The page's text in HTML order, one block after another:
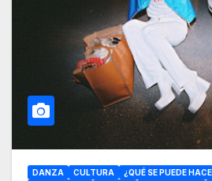
DANZA CULTURA ¿QUÉ SE PUEDE